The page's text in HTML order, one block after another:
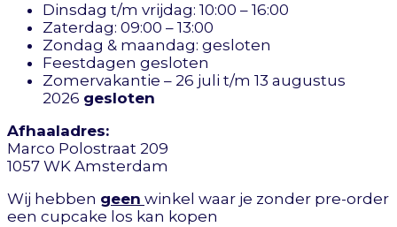
Dinsdag t/m vrijdag: 10:00 – 16:00
Zaterdag: 09:00 – 13:00
Zondag & maandag: gesloten
Feestdagen gesloten
Zomervakantie – 26 juli t/m 13 augustus
2026 gesloten
Afhaaladres:
Marco Polostraat 209
1057 WK Amsterdam
Wij hebben geen winkel waar je zonder pre-order
een cupcake los kan kopen